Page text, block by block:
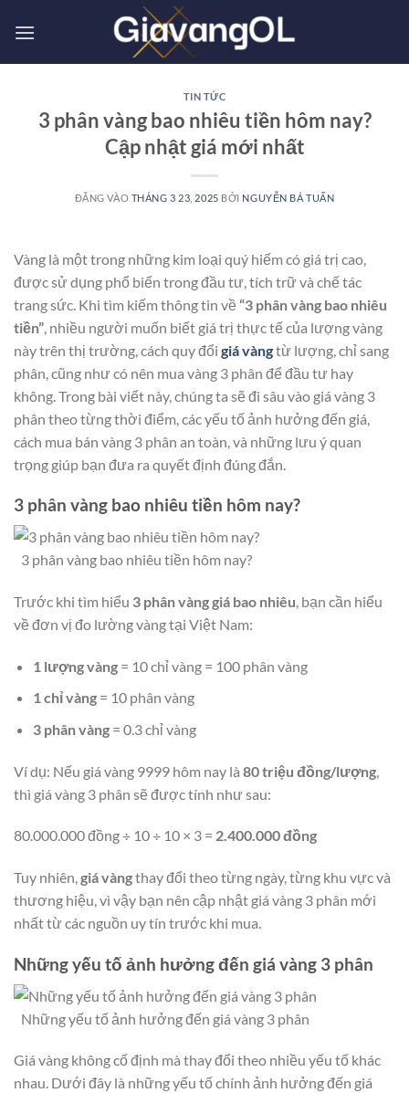
qua
TIN TỨC
3 phân vàng bao nhiêu tiền hôm nay?
Cập nhật giá mới nhất
ĐĂNG VÀO THÁNG 3 23, 2025 BỞI NGUYỄN BÁ TUẤN
Vàng là một trong những kim loại quý hiếm có giá trị cao,
được sử dụng phổ biến trong đầu tư, tích trữ và chế tác
trang sức. Khi tìm kiếm thông tin về “3 phân vàng bao nhiêu
tiền” , nhiều người muốn biết giá trị thực tế của lượng vàng
này trên thị trường, cách quy đổi giá vàngtừ lượng, chỉ sang
phân, cũng như có nên mua vàng 3 phân để đầu tư hay
không. Trong bài viết này, chúng ta sẽ đi sâu vào giá vàng 3
phân theo từng thời điểm, các yếu tố ảnh hưởng đến giá,
cách mua bán vàng 3 phân an toàn, và những lưu ý quan
trọng giúp bạn đưa ra quyết định đúng đắn.
3 phân vàng bao nhiêu tiền hôm nay?
3 phân vàng bao nhiêu tiền hôm nay?
Trước khi tìm hiểu 3 phân vàng giá bao nhiêu , bạn cần hiểu
về đơn vị đo lường vàng tại Việt Nam:
1 lượng vàng= 10 chỉ vàng = 100 phân vàng
1 chỉ vàng= 10 phân vàng
3 phân vàng= 0.3 chỉ vàng
Ví dụ: Nếu giá vàng 9999 hôm nay là 80 triệu đồng/lượng
thì giá vàng 3 phân sẽ được tính như sau:
80.000.000 đồng ÷ 10 ÷ 10 × 3 = 2.400.000 đồng
Tuy nhiên,giá vàngthay đổi theo từng ngày, từng khu vực và
thương hiệu, vì vậy bạn nên cập nhật giá vàng 3 phân mới
nhất từ các nguồn uy tín trước khi mua.
Những yếu tố ảnh hưởng đến giá vàng 3 phân
Những yếu tố ảnh hưởng đến giá vàng 3 phân
Giá vàng không cố định mà thay đổi theo nhiều yếu tố khác
nhau. Dưới đây là những yếu tố chính ảnh hưởng đến giá